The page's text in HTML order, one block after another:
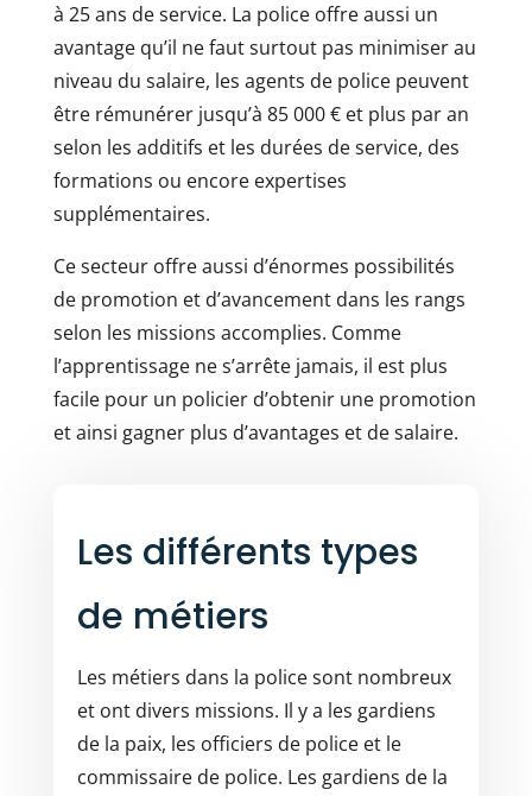
à 25 ans de service. La police offre aussi un
avantage qu’il ne faut surtout pas minimiser au
niveau du salaire, les agents de police peuvent
être rémunérer jusqu’à 85 000 € et plus par an
selon les additifs et les durées de service, des
formations ou encore expertises
supplémentaires.
Ce secteur offre aussi d’énormes possibilités
de promotion et d’avancement dans les rangs
selon les missions accomplies. Comme
l’apprentissage ne s’arrête jamais, il est plus
facile pour un policier d’obtenir une promotion
et ainsi gagner plus d’avantages et de salaire.
Les différents types
de métiers
Les métiers dans la policesont nombreux
et ont divers missions. Il y a les gardiens
de la paix, les officiers de police et le
commissaire de police. Les gardiens de la